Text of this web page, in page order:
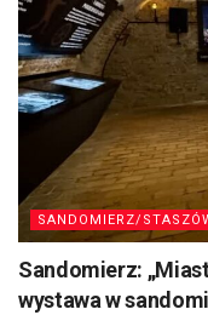
SANDOMIERZ/
Sandomierz:
wystawa w